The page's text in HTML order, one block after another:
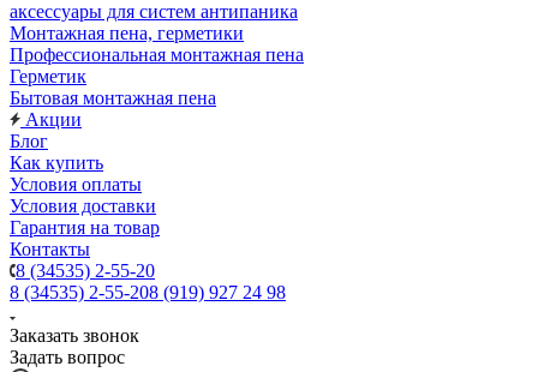
аксессуары для систем антипаника
Монтажная пена, герметики
Профессиональная монтажная пена
Герметик
Бытовая монтажная пена
Акции
Блог
Как купить
Условия оплаты
Условия доставки
Гарантия на товар
Контакты
8 (34535) 2-55-20
8 (34535) 2-55-208 (919) 927 24 98
Заказать звонок
Задать вопрос